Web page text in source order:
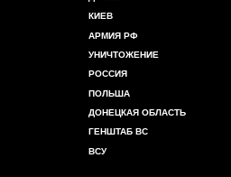
КИЕВ
АРМИЯ РФ
УНИЧТОЖЕНИЕ
РОССИЯ
ПОЛЬША
ДОНЕЦКАЯ ОБЛАСТЬ
ГЕНШТАБ ВС
ВСУ